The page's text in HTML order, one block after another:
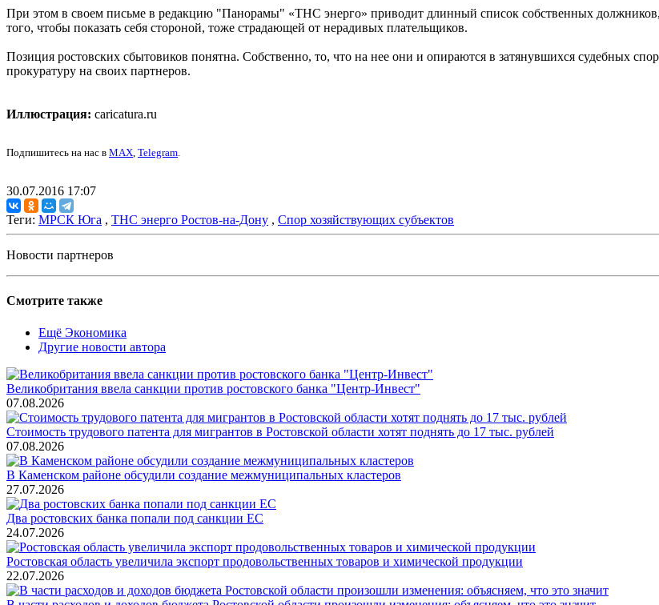
При этом в своем письме в редакцию "Панорамы" «ТНС энерго» приводит длинный список собственных
того, чтобы показать себя стороной, тоже страдающей от нерадивых плательщиков.
Позиция ростовских сбытовиков понятна. Собственно, то, что на нее они и опираются в затянувшихся судебных
прокуратуру на своих партнеров.
Иллюстрация: caricatura.ru
Подпишитесь на нас в MAX, Telegram.
30.07.2016 17:07
Теги: МРСК Юга , ТНС энерго Ростов-на-Дону , Спор хозяйствующих субъектов
Новости партнеров
Смотрите также
Ещё Экономика
Другие новости автора
Великобритания ввела санкции против ростовского банка "Центр-Инвест"
07.08.2026
Стоимость трудового патента для мигрантов в Ростовской области хотят поднять до 17 тыс. рублей
07.08.2026
В Каменском районе обсудили создание межмуниципальных кластеров
27.07.2026
Два ростовских банка попали под санкции ЕС
24.07.2026
Ростовская область увеличила экспорт продовольственных товаров и химической продукции
22.07.2026